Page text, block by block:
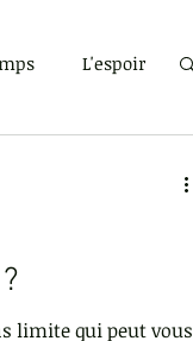
L'espoir
limite qui peut vous